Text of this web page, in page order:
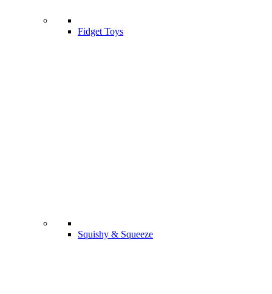
Fidget Toys
Squishy & Squeeze